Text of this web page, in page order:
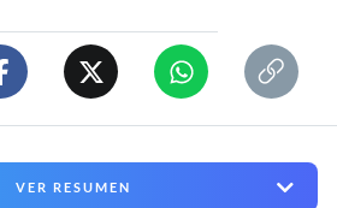
VER RESUMEN